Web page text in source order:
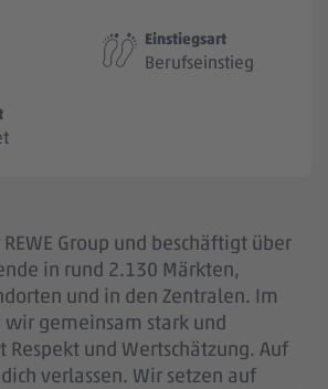
Einstiegsart
Berufseinstieg
REWE Group und beschäftigt über
in rund 2.130 Märkten,
und in den Zentralen. Im
gemeinsam stark und
Respekt und Wertschätzung. Auf
verlassen. Wir setzen auf